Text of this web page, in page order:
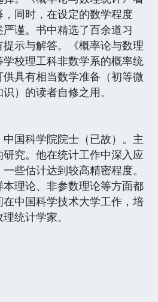
同时，在设定的数学程度
谨。书中精选了百余道习
示与解答。《概率论与数理
校理工科非数学系的概率统
具有相当数学准备（初等微
）的读者自修之用。
国科学院院士（已故）。主
究。他在统计工作中深入应
些估计达到较高精密程度。
理论、非参数理论等方面都
中国科学技术大学工作，培
统计学家。